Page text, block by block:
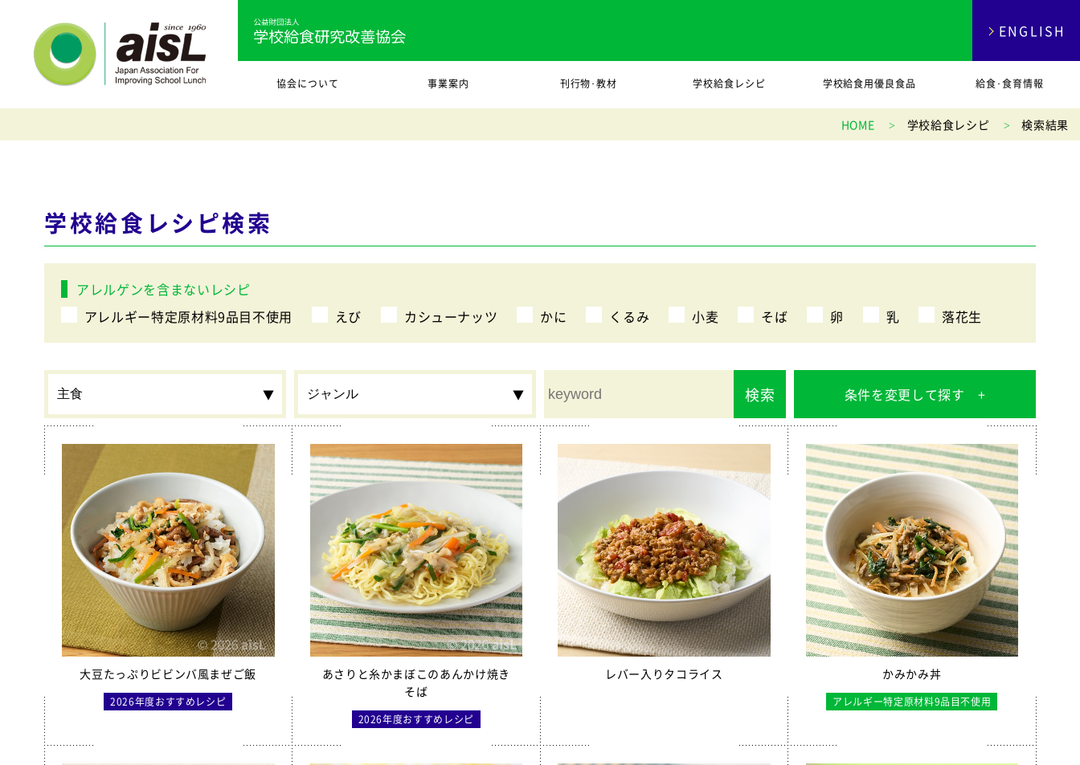
協会について 事業案内 刊行物･教材 学校給食レシピ 学校給食用優良食品 給食･食育情報
ENGLISH
HOME 学校給食レシピ 検索結果
学校給食レシピ検索
アレルゲンを含まないレシピ
アレルギー特定原材料9品目不使用
えび カシューナッツ かに くるみ 小麦 そば 卵 乳 落花生
検索 条件を変更して探す
栄養素 カルシウム 鉄分 食物繊維
季節・行事食 夏 秋 冬 行事食
郷土料理
全学栄製品
全学栄すいせん製品
全学栄 豚レバーチップ
蒸し挽き割り大豆
学校給食用カルシウム米
えごまふりかけ
大豆たっぷりビビンバ風まぜご飯
2026年度おすすめレシピ
あさりと糸かまぼこのあんかけ焼き
そば
2026年度おすすめレシピ
レバー入りタコライス かみかみ丼
アレルギー特定原材料9品目不使用